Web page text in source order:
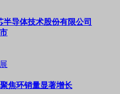
导体技术股份有限公司
焦环销量显著增长